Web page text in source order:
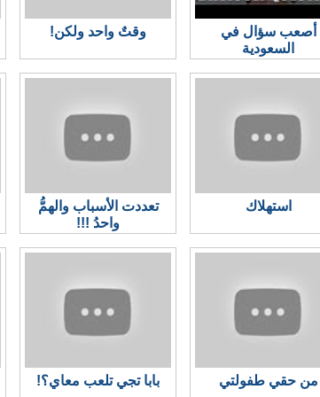
أصعب سؤال في
السعودية
وقتٌ واحد ولكن!
استهلاك
تعددت الأسباب والهمُّ
واحدُ !!!
من حقي طفولتي بابا تجي تلعب معاي؟!